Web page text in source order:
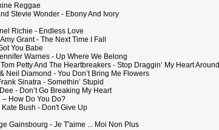
Reggae
Stevie Wonder - Ebony And Ivory
Richie - Endless Love
Grant - The Next Time I Fall
You Babe
Warnes - Up Where We Belong
Petty And The Heartbreakers - Stop Draggin’ My Heart Around
Neil Diamond - You Don’t Bring Me Flowers
Sinatra - Somethin’ Stupid
- Don’t Go Breaking My Heart
– How Do You Do?
Kate Bush - Don't Give Up
Gainsbourg - Je T'aime ... Moi Non Plus